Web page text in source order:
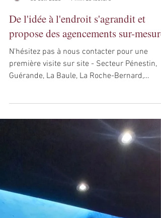
DE L'IDÉE À L'ENDROIT
30 oct. 2023
1 min de lecture
De l'idée à l'endroit s'agrandit et
propose des agencements sur-mesure.
première visite sur site - Secteur Pénestin,
Guérande, La Baule, La Roche-Bernard,